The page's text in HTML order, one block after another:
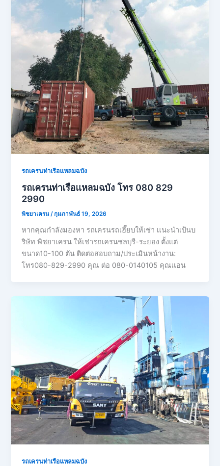
รถเครนท่าเรือเเหลมฉบัง
รถเครนท่าเรือเเหลมฉบัง โทร 080 829
2990
พิชยาเครน/กุมภาพันธ์ 19, 2026
หากคุณกำลังมองหา รถเครนรถเฮี๊ยบให้เช่า เเนะนำเป้นบ
ริษัท พิชยาเครน ให้เช่ารถเครนชลบุรี-ระยอง ตั้งแต่
ขนาด10-100 ตัน ติดต่อสอบถาม/ประเมินหน้างาน:
โทร080-829-2990 คุณ ต่อ 080-0140105 คุณเเอน
รถเครนท่าเรือเเหลมฉบัง